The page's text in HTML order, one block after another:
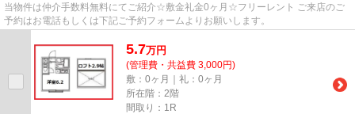
当物件は仲介手数料無料にてご紹介☆敷金礼金0ヶ月☆フリーレント ご来店のご
予約はお電話もしくは下記ご予約フォームよりお願いします。
5.7万円
(管理費・共益費 3,000円)
敷：0ヶ月｜礼：0ヶ月
所在階：2階
間取り：1R